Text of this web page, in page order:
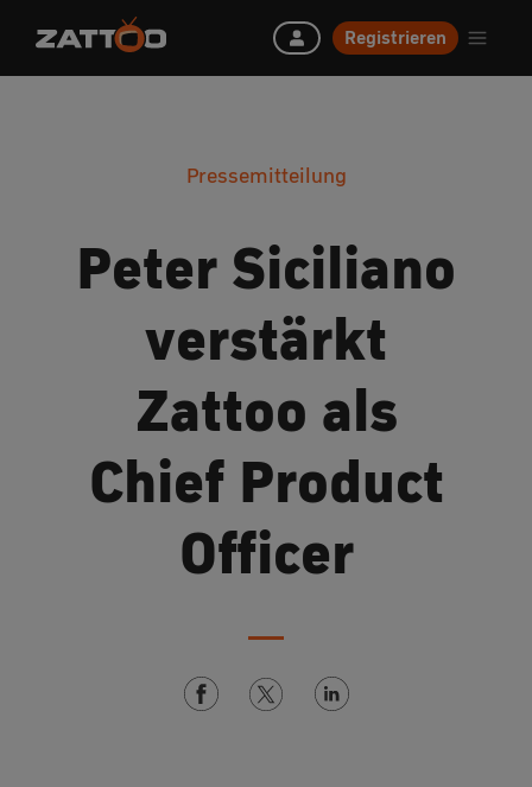
Registrieren
Pressemitteilung
Peter Siciliano
verstärkt
Zattoo als
Chief Product
Officer